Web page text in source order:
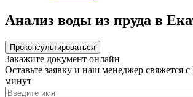
Анализ воды из пруда в
Проконсультироваться
Закажите документ онлайн
Оставьте заявку и наш менеджер свяжется
минут